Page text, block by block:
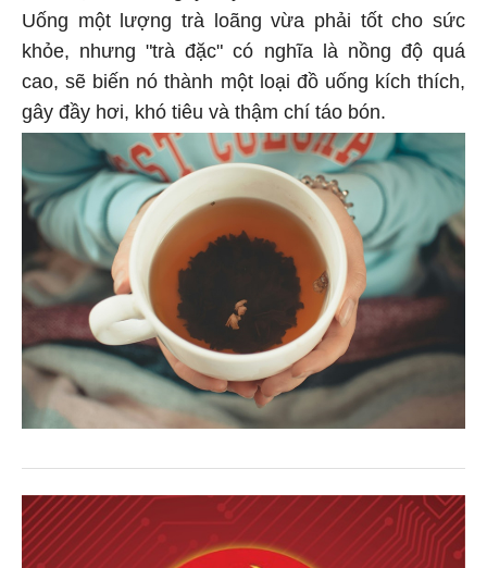
Uống một lượng trà loãng vừa phải tốt cho sức
khỏe, nhưng "trà đặc" có nghĩa là nồng độ quá
cao, sẽ biến nó thành một loại đồ uống kích thích,
gây đầy hơi, khó tiêu và thậm chí táo bón.